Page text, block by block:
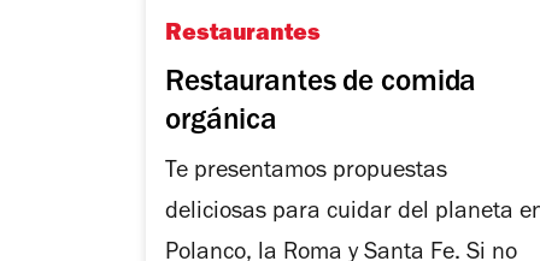
Restaurantes
Restaurantes de comida
orgánica
Te presentamos propuestas
deliciosas para cuidar del planeta
Polanco, la Roma y Santa Fe. Si no